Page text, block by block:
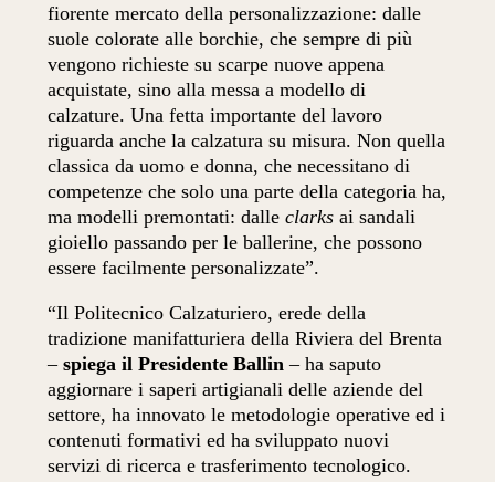
fiorente mercato della personalizzazione: dalle
suole colorate alle borchie, che sempre di più
vengono richieste su scarpe nuove appena
acquistate, sino alla messa a modello di
calzature. Una fetta importante del lavoro
riguarda anche la calzatura su misura. Non quella
classica da uomo e donna, che necessitano di
competenze che solo una parte della categoria ha,
ma modelli premontati: dalleclarks ai sandali
gioiello passando per le ballerine, che possono
essere facilmente personalizzate”.
“Il Politecnico Calzaturiero, erede della
tradizione manifatturiera della Riviera del Brenta
–spiega il Presidente Ballin– ha saputo
aggiornare i saperi artigianali delle aziende del
settore, ha innovato le metodologie operative ed i
contenuti formativi ed ha sviluppato nuovi
servizi di ricerca e trasferimento tecnologico.